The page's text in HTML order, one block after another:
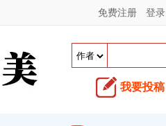
免费注册 登录
我要投稿